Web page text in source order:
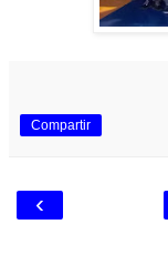
Compartir
‹